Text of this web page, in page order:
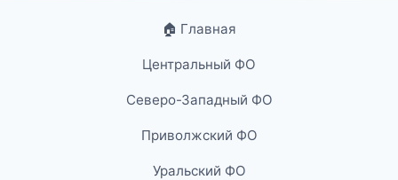
🏠 Главная
Центральный ФО
Северо-Западный ФО
Приволжский ФО
Уральский ФО